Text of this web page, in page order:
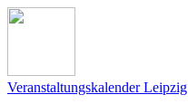
Veranstaltungskalender Leipzig